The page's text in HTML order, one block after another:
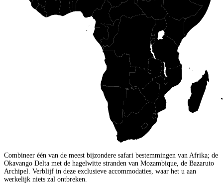
Combineer één van de meest bijzondere safari bestemmingen van Afrika; de
Okavango Delta met de hagelwitte stranden van Mozambique, de Bazaruto
Archipel. Verblijf in deze exclusieve accommodaties, waar het u aan
werkelijk niets zal ontbreken.